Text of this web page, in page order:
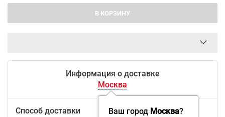
В КОРЗИНУ
Информация о доставке
Москва
Ваш город Москва?
Способ доставки